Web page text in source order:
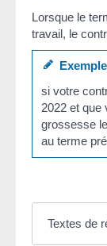
Lorsque le
travail, le
Exemple
si votre
2022 et que
grossesse
au terme
Textes de